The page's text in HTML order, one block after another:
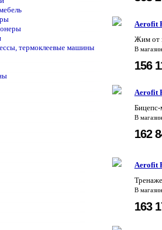
термоклеевые машины
Aerofit
Жим от
В
156
Aerofit
В
162
Aerofit
В
163